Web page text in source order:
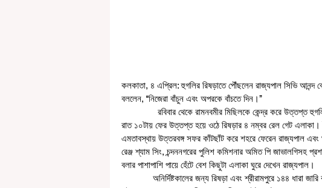
কলকাতা, ৪ এপ্রিল: হুগলির রিষড়াতে পৌঁছলেন রাজ্যপাল সিভি আনন্দ
বললেন, ‘‘নিজেরা বাঁচুন এবং অপরকে বাঁচতে দিন।’’
রাত ১০টায় ফের উত্তপ্ত হয়ে ওঠে রিষড়ার ৪ নম্বর রেল গেট এলাকা।
এমতাবস্থায় উত্তরবঙ্গ সফর কাঁটছাঁট করে শহরে ফেরেন রাজ্যপাল
রেঞ্জ শ্যাম সিং, চন্দননগরের পুলিশ কমিশনার অমিত পি জাভালগিসহ
বলার পাশাপাশি পায়ে হেঁটে বেশ কিছুটা এলাকা ঘুরে দেখেন রাজ্যপাল।